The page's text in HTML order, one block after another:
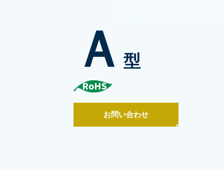
Ａ 型
お問い合わせ